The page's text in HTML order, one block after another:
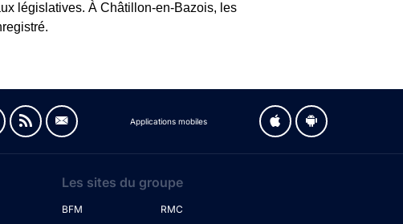
législatives. À Châtillon-en-Bazois, les
Applications mobiles
Les sites du groupe
BFM RMC